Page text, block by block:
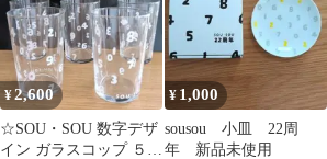
¥2,600
☆SOU・SOU 数字デザ
イン ガラスコップ ５個
¥ 1,000
sousou 小皿 22周
年 新品未使用